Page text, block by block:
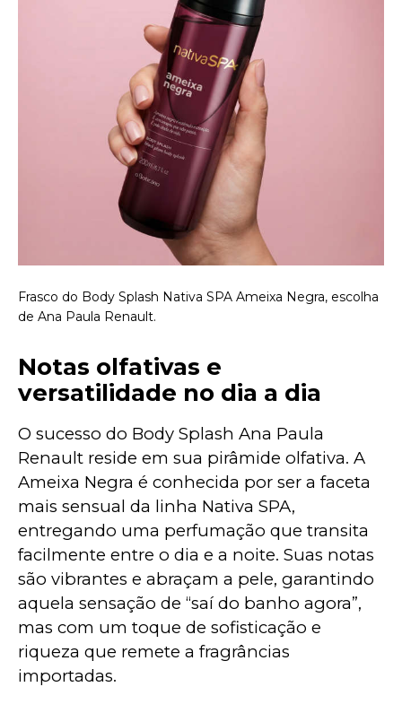
Frasco do Body Splash Nativa SPA Ameixa Negra, escolha
de Ana Paula Renault.
Notas olfativas e
versatilidade no dia a dia
O sucesso do Body Splash Ana Paula
Renault reside em sua pirâmide olfativa. A
Ameixa Negra é conhecida por ser a faceta
mais sensual da linha Nativa SPA,
entregando uma perfumação que transita
facilmente entre o dia e a noite. Suas notas
são vibrantes e abraçam a pele, garantindo
aquela sensação de “saí do banho agora”,
mas com um toque de sofisticação e
riqueza que remete a fragrâncias
importadas.